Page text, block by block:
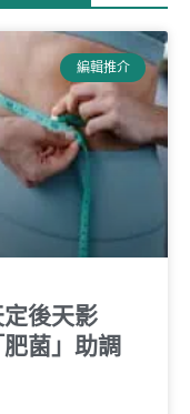
編輯推介
定後天影
菌」助調
Page